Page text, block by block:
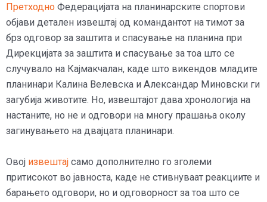
Претходно Федерацијата на планинарските спортови
објави детален извештај од командантот на тимот за
брз одговор за заштита и спасување на планина при
Дирекцијата за заштита и спасување за тоа што се
случувало на Кајмакчалан, каде што викендов младите
планинари Калина Велевска и Александар Миновски ги
загубија животите. Но, извештајот дава хронологија на
настаните, но не и одговори на многу прашања околу
загинувањето на двајцата планинари.
Овој извештај само дополнително го зголеми
притисокот во јавноста, каде не стивнуваат реакциите и
барањето одговори, но и одговорност за тоа што се